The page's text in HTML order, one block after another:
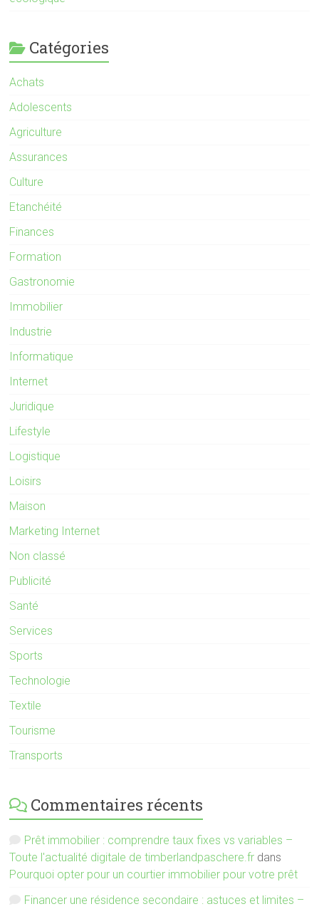
Catégories
Achats
Adolescents
Agriculture
Assurances
Culture
Etanchéité
Finances
Formation
Gastronomie
Immobilier
Industrie
Informatique
Internet
Juridique
Lifestyle
Logistique
Loisirs
Maison
Marketing Internet
Non classé
Publicité
Santé
Services
Sports
Technologie
Textile
Tourisme
Transports
Commentaires récents
Prêt immobilier : comprendre taux fixes vs variables –
Toute l'actualité digitale de timberlandpaschere.fr dans
Pourquoi opter pour un courtier immobilier pour votre prêt
Financer une résidence secondaire : astuces et limites –